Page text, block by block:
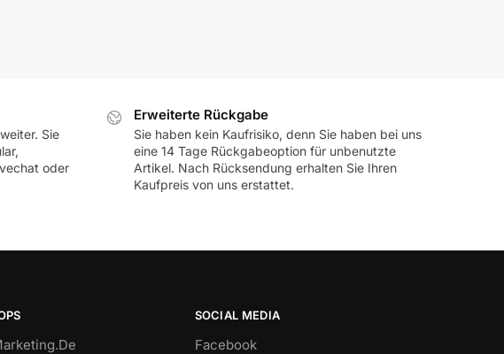
Sie
oder
Erweiterte Rückgabe
Sie haben kein Kaufrisiko, denn Sie haben bei uns
eine 14 Tage Rückgabeoption für unbenutzte
Artikel. Nach Rücksendung erhalten Sie Ihren
Kaufpreis von uns erstattet.
SOCIAL MEDIA
Facebook